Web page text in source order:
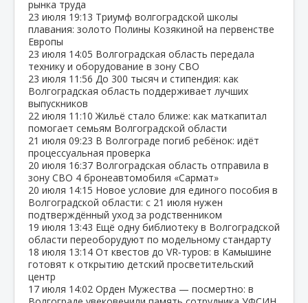
рынка труда
23 июля 19:13 Триумф волгоградской школы
плавания: золото Полины Козякиной на первенстве
Европы
23 июля 14:05 Волгоградская область передала
технику и оборудование в зону СВО
23 июля 11:56 До 300 тысяч и стипендия: как
Волгоградская область поддерживает лучших
выпускников
22 июля 11:10 Жильё стало ближе: как маткапитал
помогает семьям Волгоградской области
21 июля 09:23 В Волгограде погиб ребёнок: идёт
процессуальная проверка
20 июля 16:37 Волгоградская область отправила в
зону СВО 4 бронеавтомобиля «Сармат»
20 июля 14:15 Новое условие для единого пособия в
Волгоградской области: с 21 июля нужен
подтверждённый уход за родственником
19 июля 13:43 Ещё одну библиотеку в Волгоградской
области переоборудуют по модельному стандарту
18 июля 13:14 От квестов до VR‑туров: в Камышине
готовят к открытию детский просветительский
центр
17 июля 14:02 Орден Мужества — посмертно: в